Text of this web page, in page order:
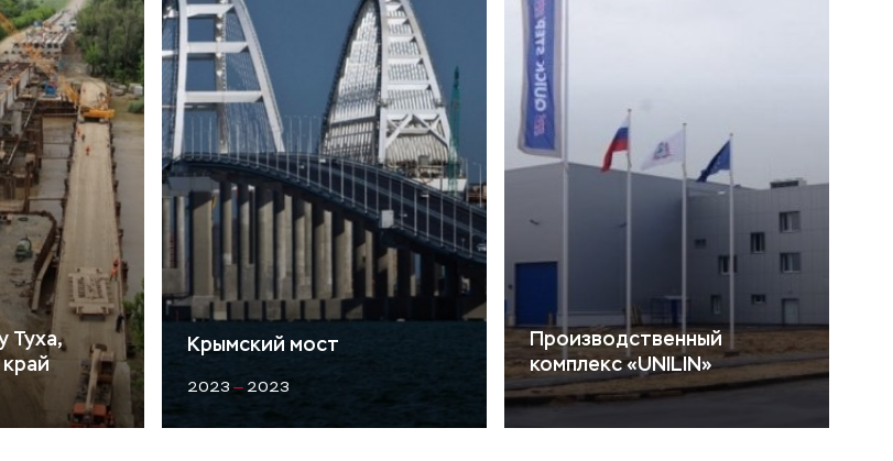
Туха,
Крымский мост
2023 —2023
Производственный
комплекс «UNILIN»